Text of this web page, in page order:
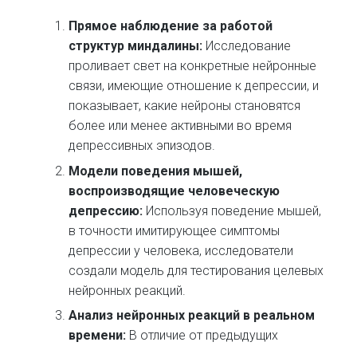
Прямое наблюдение за работой
структур миндалины: Исследование
проливает свет на конкретные нейронные
связи, имеющие отношение к депрессии, и
показывает, какие нейроны становятся
более или менее активными во время
депрессивных эпизодов.
Модели поведения мышей,
воспроизводящие человеческую
депрессию: Используя поведение мышей,
в точности имитирующее симптомы
депрессии у человека, исследователи
создали модель для тестирования целевых
нейронных реакций.
Анализ нейронных реакций в реальном
времени: В отличие от предыдущих